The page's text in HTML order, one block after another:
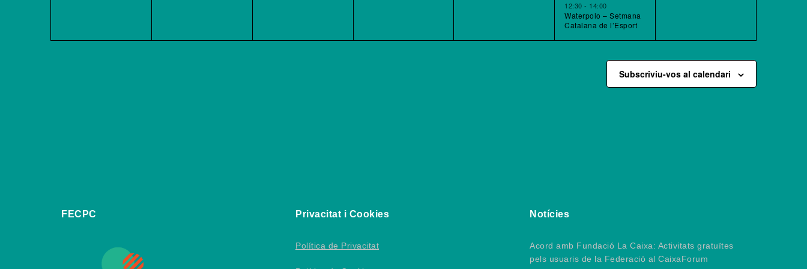
12:30- 14:00
Waterpolo – Setmana
Catalana de l’Esport
Subscriviu-vos al calendari
FECPC Privacitat i Cookies
Política de Privacitat
Notícies
Acord amb Fundació La Caixa: Activitats gratuïtes
pels usuaris de la Federació al CaixaForum